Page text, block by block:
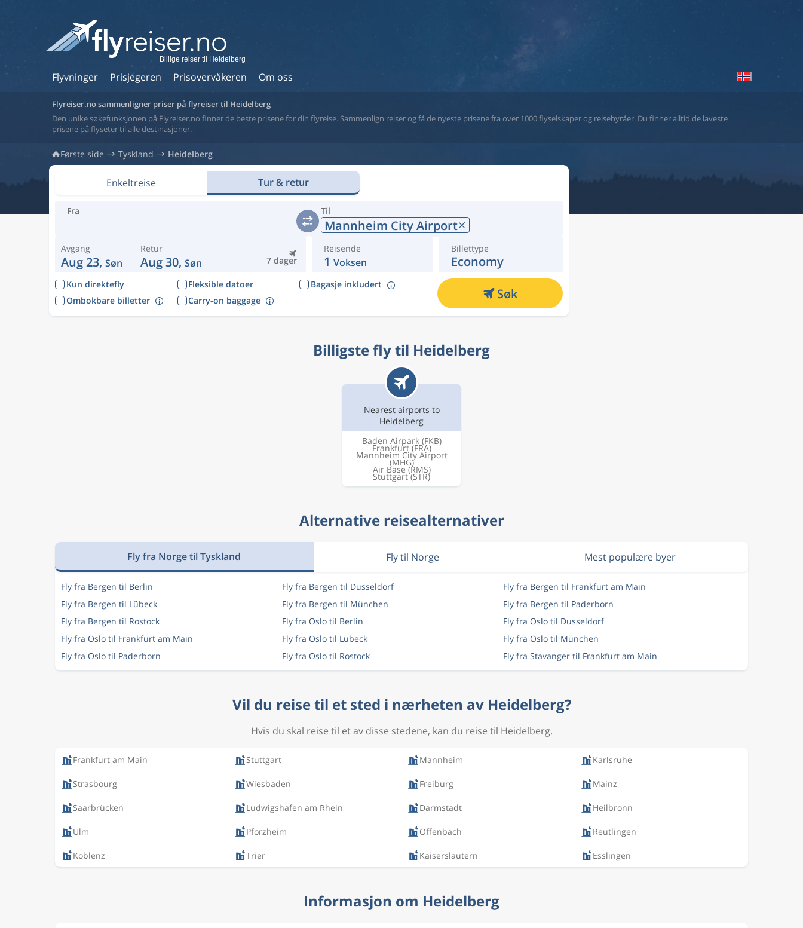
Flyvninger Prisjegeren Prisovervåkeren Om oss
Billige reiser til Heidelberg
Flyreiser.no sammenligner priser på flyreiser til Heidelberg
Den unike søkefunksjonen på Flyreiser.no finner de beste prisene for din flyreise. Sammenlign reiser og få de nyeste prisene fra over 1000 flyselskaper og reisebyråer. Du finner alltid de laveste
prisene på flyseter til alle destinasjoner.
Første side Tyskland Heidelberg
Enkeltreise Tur & retur
Fra Til
Mannheim City Airport
Avgang
Aug 23, Søn 7 dager
Retur
Aug 30, Søn
Reisende
1 Voksen
Billettype
Economy
Kun direktefly Fleksible datoer
Bagasje inkludert
Ombokbare billetter
Carry-on baggage Søk
Billigste fly til Heidelberg
Nearest airports to
Heidelberg
Baden Airpark (FKB)
Frankfurt (FRA)
Mannheim City Airport
(MHG)
Air Base (RMS)
Stuttgart (STR)
Alternative reisealternativer
Fly fra Norge til Tyskland Fly til Norge Mest populære byer
Fly fra Bergen til Berlin Fly fra Bergen til Dusseldorf
Fly fra Bergen til Frankfurt am Main
Fly fra Bergen til Lübeck
Fly fra Bergen til München
Fly fra Bergen til Paderborn
Fly fra Bergen til Rostock
Fly fra Oslo til Berlin
Fly fra Oslo til Dusseldorf
Fly fra Oslo til Frankfurt am Main
Fly fra Oslo til Lübeck
Fly fra Oslo til München
Fly fra Oslo til Paderborn
Fly fra Oslo til Rostock Fly fra Stavanger til Frankfurt am Main
Vil du reise til et sted i nærheten av Heidelberg?
Hvis du skal reise til et av disse stedene, kan du reise til Heidelberg.
Frankfurt am Main Stuttgart Mannheim Karlsruhe
Strasbourg Wiesbaden Freiburg Mainz
Saarbrücken Ludwigshafen am Rhein Darmstadt Heilbronn
Ulm Pforzheim Offenbach Reutlingen
Koblenz Trier Kaiserslautern Esslingen
Informasjon om Heidelberg